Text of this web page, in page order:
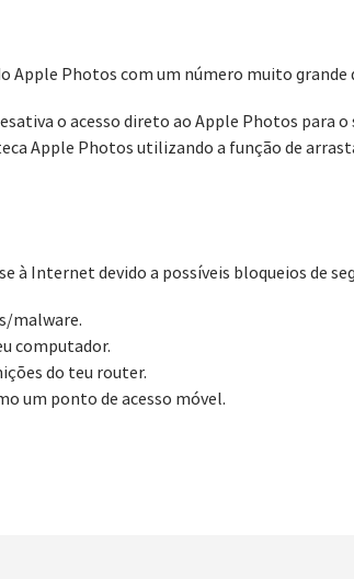
Apple Photos com um número muito grande
o acesso direto ao Apple Photos para o
Apple Photos utilizando a função de
à Internet devido a possíveis bloqueios de
malware.
computador.
do teu router.
um ponto de acesso móvel.